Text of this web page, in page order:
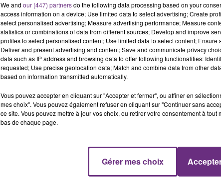
CHOOZ
centrale
qui est
LE MAGASIN JOUÉCLUB
SES PORTES
C'était l'une des institutions du
fermer ses portes.
19h15 - 20h00
LA RADIO POP
We and our (447) partnersdo the following data processing based on your
access information on a device; Use limited data to select advertising; Create
select personalised advertising; Measure advertising performance; Measure
statistics or combinations of data from different sources; Develop and improve
profiles to select personalised content; Use limited data to select content;
Deliver and present advertising and content; Save and communicate privacy
data such as IP address and browsing data to offer following functionalities:
requested; Use precise geolocation data; Match and combine data from other
based on information transmitted automatically.
Vous pouvez accepter en cliquant sur "Accepter et fermer", ou affiner en
mes choix". Vous pouvez également refuser en cliquant sur "Continuer sans
ce site. Vous pouvez mettre à jour vos choix, ou retirer votre consentement à
bas de chaque page.
Gérer mes choix